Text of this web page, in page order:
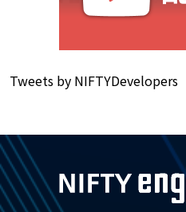
Tweets by NIFTYDevelopers